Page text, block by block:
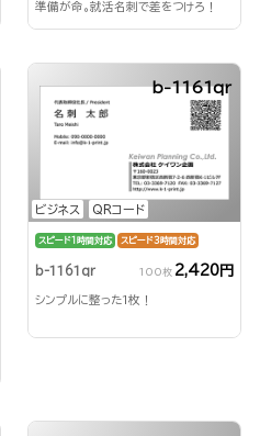
準備が命。就活名刺で差をつけろ！
ビジネス QRコード
b-1161qr
スピード1時間対応 スピード3時間対応
b-1161qr 100枚 2,420円
シンプルに整った1枚！